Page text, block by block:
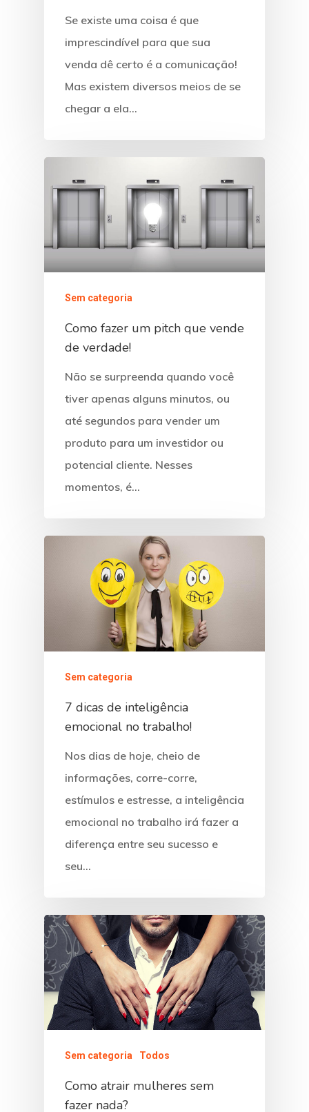
Se existe uma coisa é que
imprescindível para que sua
venda dê certo é a comunicação!
Mas existem diversos meios de se
chegar a ela…
Sem categoria
Como fazer um pitch que vende
de verdade!
Não se surpreenda quando você
tiver apenas alguns minutos, ou
até segundos para vender um
produto para um investidor ou
potencial cliente. Nesses
momentos, é…
Sem categoria
7 dicas de inteligência
emocional no trabalho!
Nos dias de hoje, cheio de
informações, corre-corre,
estímulos e estresse, a inteligência
emocional no trabalho irá fazer a
diferença entre seu sucesso e
seu…
Sem categoria Todos
Como atrair mulheres sem
fazer nada?